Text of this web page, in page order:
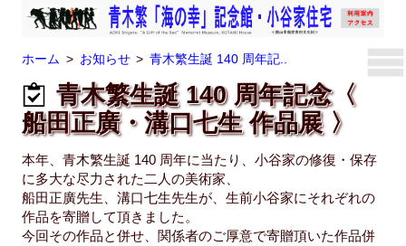
ホーム お知らせ 青木繁生誕 140 周年記..
青木繁生誕 140 周年記念〈
船田正廣・溝口七生 作品展 〉
本年、青木繁生誕 140 周年に当たり、小谷家の修復・保存
に多大な尽力された二人の美術家、
船田正廣先生、溝口七生先生が、生前小谷家にそれぞれの
作品を寄贈して頂きました。
今回その作品と併せ、関係者のご厚意で寄贈頂いた作品併